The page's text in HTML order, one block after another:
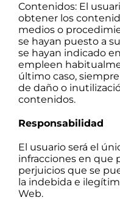
Contenidos: El
obtener los
medios o
se hayan puesto a
se hayan indicado
empleen
último caso,
de daño o
contenidos.
Responsabilidad
El usuario será el
infracciones en que
perjuicios que se
la indebida e
Web.